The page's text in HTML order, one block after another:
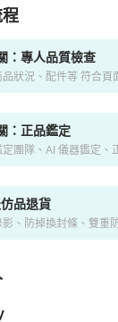
品驗證、安心購
：專人品質檢查
品狀況、配件等 符合頁
：正品鑑定
定團隊、AI 儀器鑑定、
品退貨
影、防掉換封條、雙重
選賣家